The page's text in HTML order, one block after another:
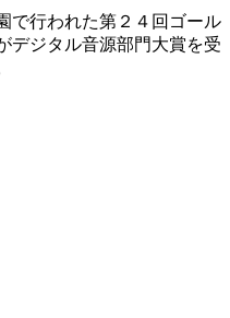
で行われた第２４回ゴール
デジタル音源部門大賞を受